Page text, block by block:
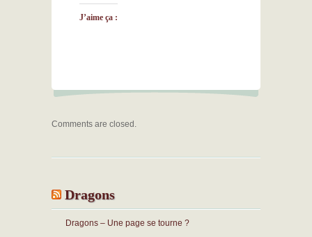
J’aime ça :
Comments are closed.
Dragons
Dragons – Une page se tourne ?